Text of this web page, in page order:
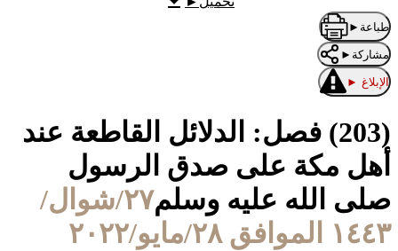
طباعة ►
مشاركة ►
الإبلاغ ►
(203) فصل: الدلائل القاطعة عند
أهل مكة على صدق الرسول
صلى الله عليه وسلم
٢٧/شوال/
١٤٤٣ الموافق ٢٨/مايو/٢٠٢٢